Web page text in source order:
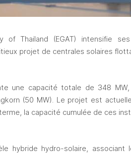
of Thailand (EGAT) intensifie
projet de centrales solaires
une capacité totale de 348
(50 MW). Le projet est
la capacité cumulée de ces
hybride hydro-solaire,